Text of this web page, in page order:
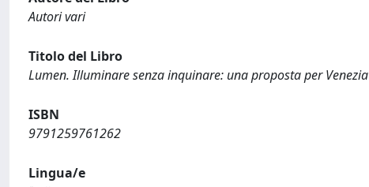
Autori vari
Titolo del Libro
Lumen. Illuminare senza inquinare: una proposta per Venezia
ISBN
9791259761262
Lingua/e